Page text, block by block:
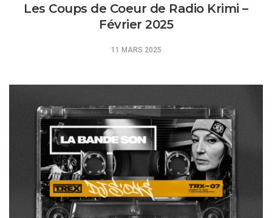
Les Coups de Coeur de Radio Krimi –
Février 2025
11 MARS 2025